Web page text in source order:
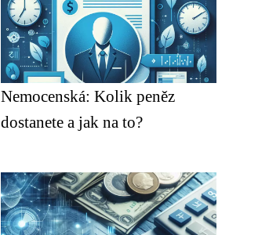
Nemocenská: Kolik peněz
dostanete a jak na to?